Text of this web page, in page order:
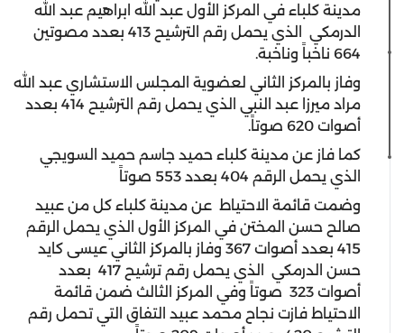
مدينة كلباء في المركز الأول عبد الله ابراهيم عبد الله
الدرمكي الذي يحمل رقم الترشيح 413 بعدد مصوتين
664 ناخباً وناخبة.
وفاز بالمركز الثاني لعضوية المجلس الاستشاري عبد الله
مراد ميرزا عبد النبي الذي يحمل رقم الترشيح 414 بعدد
أصوات 620 صوتاً.
كما فاز عن مدينة كلباء حميد جاسم حميد السويجي
الذي يحمل الرقم 404 بعدد 553 صوتاً
وضمت قائمة الاحتياط عن مدينة كلباء كل من عبيد
صالح حسن المختن في المركز الأول الذي يحمل الرقم
415 بعدد أصوات 367 وفاز بالمركز الثاني عيسى كايد
حسن الدرمكي الذي يحمل رقم ترشيح 417 بعدد
أصوات 323 صوتاً وفي المركز الثالث ضمن قائمة
الاحتياط فازت نجاح محمد عبيد التفاق التي تحمل رقم